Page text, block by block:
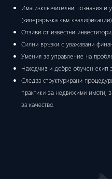
Има изключителни познания и
(хипервръзка към квалификации)
Отзиви от известни
Силни връзки с уважавани
Умения за управление на
Находчив и добре обучен екип
Следва структурирани
практики за недвижими имоти,
за качество.